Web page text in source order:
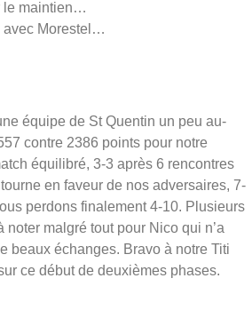
le maintien…
avec Morestel…
équipe de St Quentin un peu au-
contre 2386 points pour notre
équilibré, 3-3 après 6 rencontres
en faveur de nos adversaires, 7-
perdons finalement 4-10. Plusieurs
malgré tout pour Nico qui n’a
beaux échanges. Bravo à notre Titi
ce début de deuxièmes phases.